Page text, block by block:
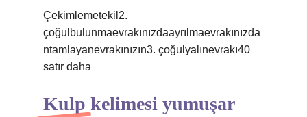
Çekimlemetekil2.
çoğulbulunmaevrakınızdaayrılmaevrakınızda
ntamlayanevrakınızın3. çoğulyalınevrakı40
satır daha
Kulp kelimesi yumuşar